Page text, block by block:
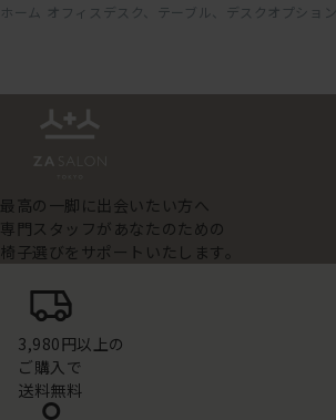
ホーム
オフィスデスク、テーブル、デスクオプション
最高の一脚に出会いたい方へ
専門スタッフがあなたのための
椅子選びをサポートいたします。
3,980円以上の
ご購入で
送料無料